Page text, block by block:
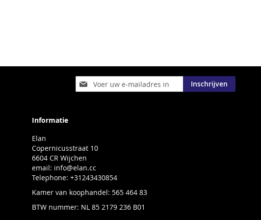
Abonneer
u
Inschrijven
Informatie
Elan
Copernicusstraat 10
6604 CR Wijchen
email: info@elan.cc
Telephone: +31243430854
Kamer van koophandel: 565 464 83
BTW nummer: NL 85 2179 236 B01